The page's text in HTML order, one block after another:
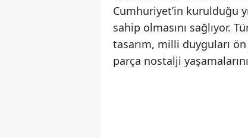
Cumhuriyet’in kurulduğu
sahip olmasını sağlıyor.
tasarım, milli duyguları
parça nostalji